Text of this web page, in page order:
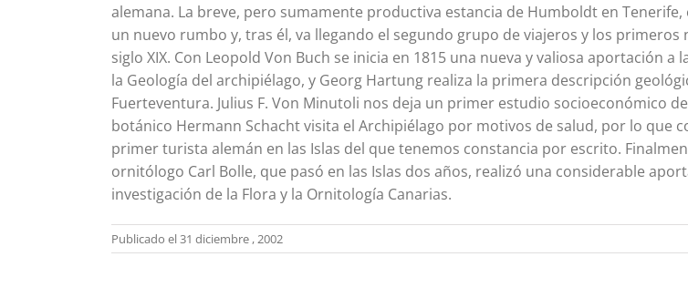
alemana. La breve, pero sumamente productiva estancia de Humboldt en Tenerife,
un nuevo rumbo y, tras él, va llegando el segundo grupo de viajeros y los primeros
siglo XIX. Con Leopold Von Buch se inicia en 1815 una nueva y valiosa aportación a
la Geología del archipiélago, y Georg Hartung realiza la primera descripción
Fuerteventura. Julius F. Von Minutoli nos deja un primer estudio socioeconómico de
botánico Hermann Schacht visita el Archipiélago por motivos de salud, por lo que
primer turista alemán en las Islas del que tenemos constancia por escrito.
ornitólogo Carl Bolle, que pasó en las Islas dos años, realizó una considerable
investigación de la Flora y la Ornitología Canarias.
Publicado el 31 diciembre , 2002